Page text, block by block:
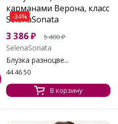
-34%
3 386₽ 5 400₽
SelenaSonata
Блузка разноцве...
44 46 50
В корзину